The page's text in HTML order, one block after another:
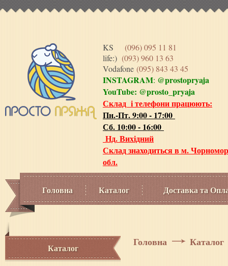
KS (096) 095 11 81
life:) (093) 960 13 63
Vodafone (095) 843 43 45
INSTAGRAM: @prostopryaja
YouTube: @prosto_pryaja
Склад і телефони працюють:
Пн.-Пт. 9:00 - 17:00
Сб. 10:00 - 16:00
Нд. Вихідний
Склад знаходиться в м.
обл.
Головна Каталог Доставка та
Каталог Головна Каталог